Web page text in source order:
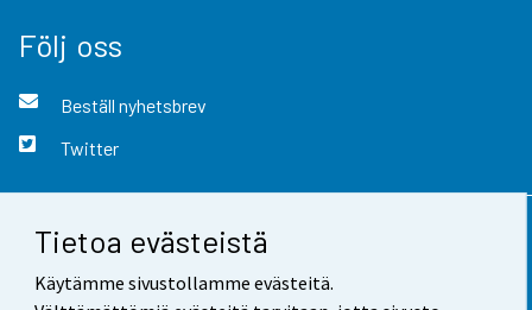
Tietoa evästeistä
Käytämme sivustollamme evästeitä.
Följ oss
Beställ nyhetsbrev
Twitter
Kontaktinformation
Respons